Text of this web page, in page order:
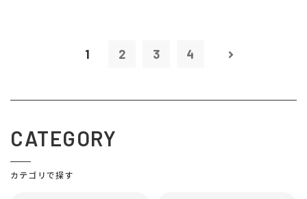
1 2 3 4
CATEGORY
カテゴリで探す